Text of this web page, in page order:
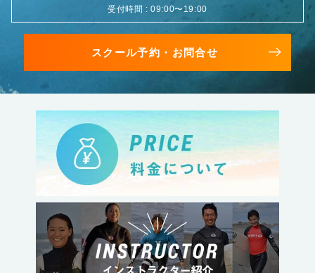
受付時間 : 09:00〜19:00
スクール予約・お問合せ